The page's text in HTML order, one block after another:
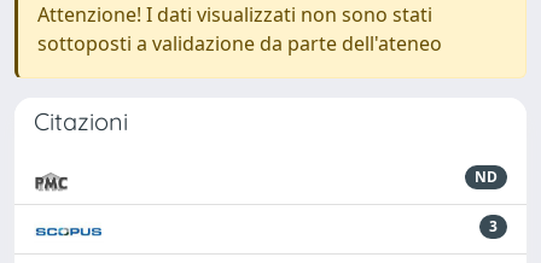
Attenzione! I dati visualizzati non sono stati
sottoposti a validazione da parte dell'ateneo
Citazioni
ND
3